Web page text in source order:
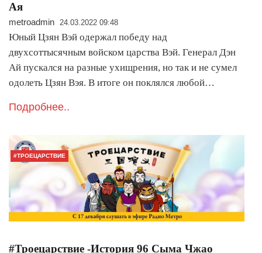
Ая
metroadmin 24.03.2022 09:48
Юный Цзян Вэй одержал победу над
двухсоттысячным войском царства Вэй. Генерал Дэн
Ай пускался на разные ухищрения, но так и не сумел
одолеть Цзян Вэя. В итоге он поклялся любой…
Подробнее..
#ТРОЕЦАРСТВИЕ
#Троецарствие -История 96 Сыма Чжао